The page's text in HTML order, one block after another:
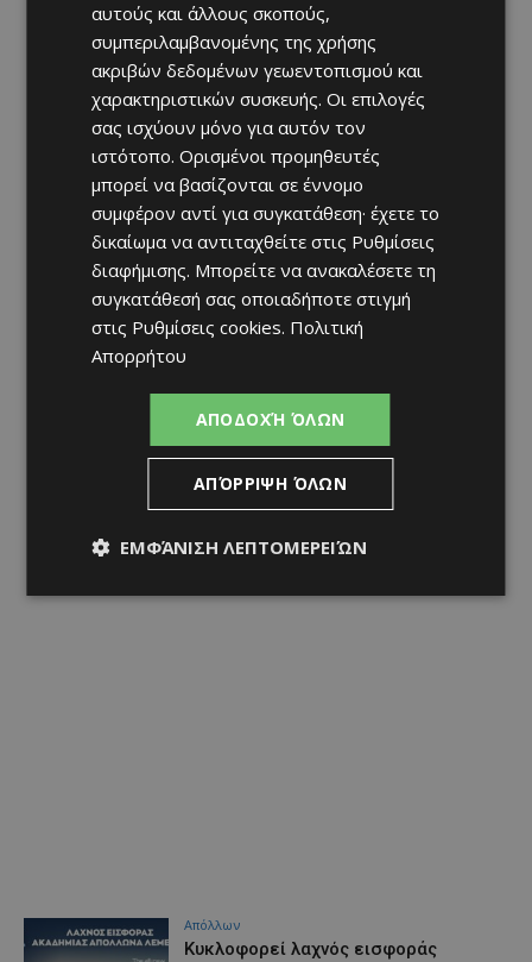
Απόλλων
Κυκλοφορεί λαχνός εισφοράς
αυτούς και άλλους σκοπούς,
συμπεριλαμβανομένης της χρήσης
ακριβών δεδομένων γεωεντοπισμού και
χαρακτηριστικών συσκευής. Οι επιλογές
σας ισχύουν μόνο για αυτόν τον
ιστότοπο. Ορισμένοι προμηθευτές
μπορεί να βασίζονται σε έννομο
συμφέρον αντί για συγκατάθεση· έχετε το
δικαίωμα να αντιταχθείτε στις Ρυθμίσεις
διαφήμισης. Μπορείτε να ανακαλέσετε τη
συγκατάθεσή σας οποιαδήποτε στιγμή
στις Ρυθμίσεις cookies. Πολιτική
Απορρήτου
ΑΠΟΔΟΧΉ ΌΛΩΝ
ΑΠΌΡΡΙΨΗ ΌΛΩΝ
ΕΜΦΆΝΙΣΗ ΛΕΠΤΟΜΕΡΕΙΏΝ